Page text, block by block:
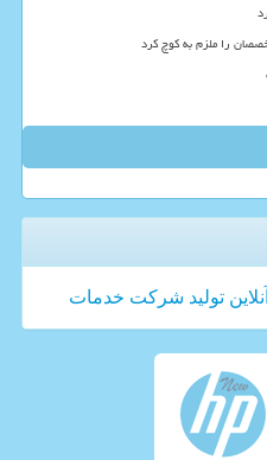
را ملزم به کوچ کرد
آنلاین تولید شركت خدمات